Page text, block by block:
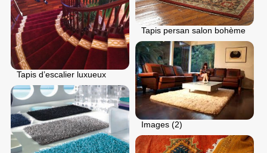
Tapis persan salon bohème
Tapis d’escalier luxueux
Images (2)